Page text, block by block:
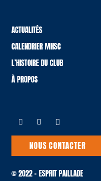
ACTUALITÉS
CALENDRIER MHSC
L’HISTOIRE DU CLUB
À PROPOS
NOUS CONTACTER
© 2022 – ESPRIT PAILLADE